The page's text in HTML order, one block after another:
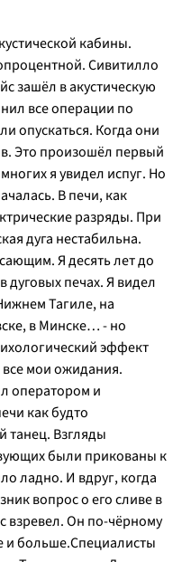
кабины.
Сивитилло
зашёл в акустическую
все операции по
опускаться. Когда они
Это произошёл первый
я увидел испуг. Но
В печи, как
разряды. При
дуга нестабильна.
Я десять лет до
дуговых печах. Я видел
Тагиле, на
в Минске… - но
эффект
мои ожидания.
оператором и
как будто
танец. Взгляды
были прикованы к
ладно. И вдруг, когда
вопрос о его сливе в
взревел. Он по-чёрному
и больше.Специалисты